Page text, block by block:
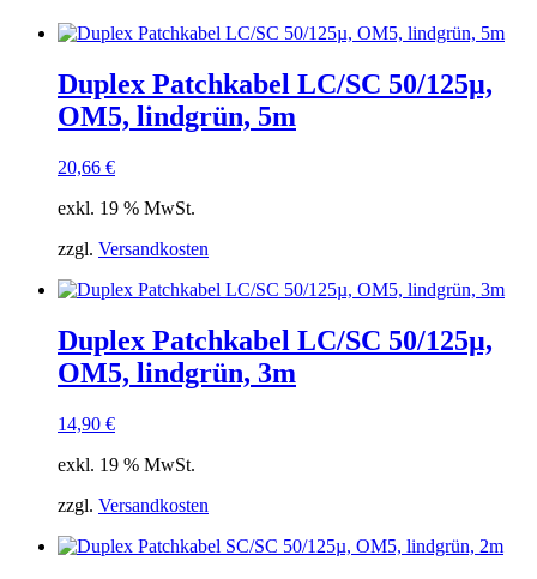
Duplex Patchkabel LC/SC 50/125µ,
OM5, lindgrün, 5m
20,66 €
exkl. 19 % MwSt.
zzgl. Versandkosten
Duplex Patchkabel LC/SC 50/125µ,
OM5, lindgrün, 3m
14,90 €
exkl. 19 % MwSt.
zzgl. Versandkosten